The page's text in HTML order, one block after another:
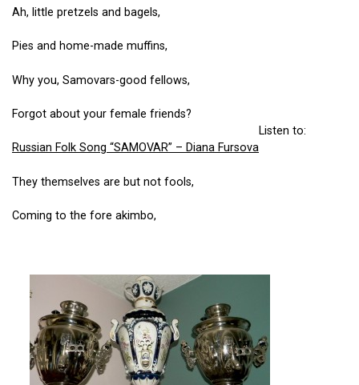
Ah, little pretzels and bagels,
Pies and home-made muffins,
Why you, Samovars-good fellows,
Forgot about your female friends?
Listen to:
Russian Folk Song “SAMOVAR” – Diana Fursova
They themselves are but not fools,
Coming to the fore akimbo,